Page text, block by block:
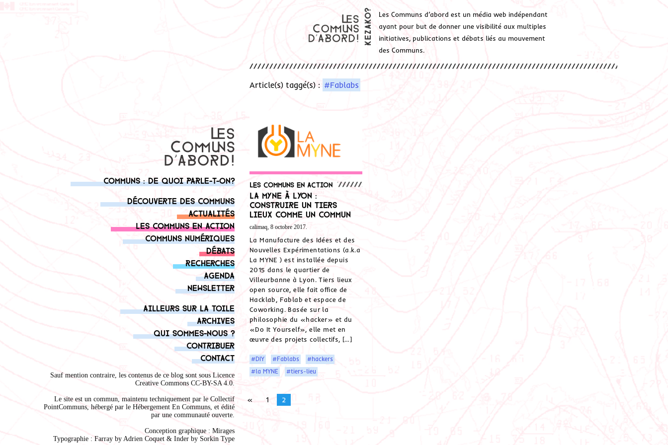
Les Communs d’abord est un média web indépendant
ayant pour but de donner une visibilité aux multiples
initiatives, publications et débats liés au mouvement
des Communs.
Communs : de quoi parle-t-on?
Découverte des communs
Actualités
Les communs en action
Communs numériques
Débats
Recherches
Agenda
Newsletter
Ailleurs sur la toile
Archives
Qui sommes-nous ?
Contribuer
Contact
Sauf mention contraire, les contenus de ce blog sont sous Licence
Creative Commons CC-BY-SA 4.0.
Le site est un commun, maintenu techniquement par le Collectif
PointCommuns, hébergé par le Hébergement En Communs, et édité
par une communauté ouverte.
Conception graphique : Mirages
Typographie : Farray by Adrien Coquet & Inder by Sorkin Type
Article(s) taggé(s) : #Fablabs
Les communs en action
La MYNE à Lyon :
construire un tiers
lieux comme un Commun
calimaq, 8 octobre 2017.
La Manufacture des Idées et des
Nouvelles Expérimentations (a.k.a
La MYNE ) est installée depuis
2015 dans le quartier de
Villeurbanne à Lyon. Tiers lieux
open source, elle fait office de
Hacklab, Fablab et espace de
Coworking. Basée sur la
philosophie du «hacker» et du
«Do It Yourself», elle met en
œuvre des projets collectifs, […]
#DIY #Fablabs
#hackers
#la MYNE
#tiers-lieu
« 1 2